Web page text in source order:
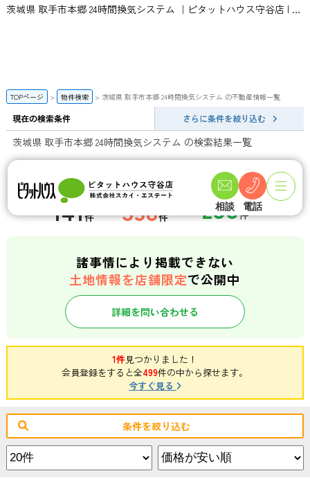
茨城県 取手市本郷 24時間換気システム ｜ピタットハウス守谷店 | スカイ・エステート
相談 電話
TOPページ 物件検索 茨城県 取手市本郷 24時間換気システム の不動産情報一覧
現在の検索条件 さらに条件を絞り込む
茨城県 取手市本郷 24時間換気システム の検索結果一覧
一般公開数
141件
会員限定物件数
358件
店頭公開物件数
諸事情により掲載できない
土地情報を店舗限定で公開中
詳細を問い合わせる
1件見つかりました！
会員登録をすると全499件の中から探せます。
今すぐ見る
条件を絞り込む